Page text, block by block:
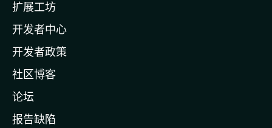
a
主
页
扩展工坊
开发者中心
开发者政策
社区博客
论坛
报告缺陷